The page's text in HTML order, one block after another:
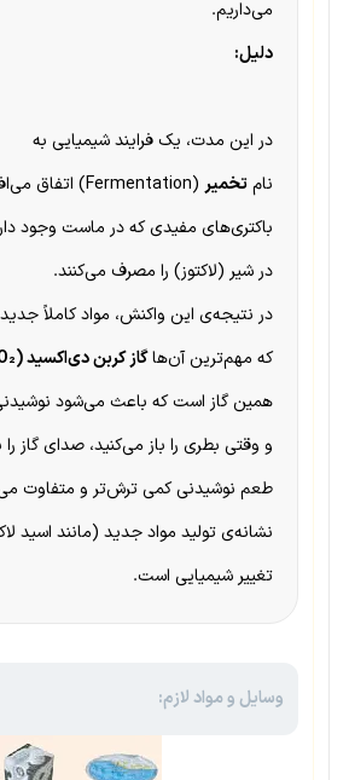
می‌داریم.
دلیل:
در این مدت، یک فرایند شیمیایی به
نام تخمیر (Fermentation) اتفاق می‌افتد.
باکتری‌های مفیدی که در ماست وجود
در شیر (لاکتوز) را مصرف می‌کنند.
در نتیجه‌ی این واکنش، مواد کاملاً
که مهم‌ترین آن‌هاگاز کربن دی‌اکسید (CO₂)
همین گاز است که باعث می‌شود
و وقتی بطری را باز می‌کنید، صدای گاز
طعم نوشیدنی کمی ترش‌تر و متفاوت
نشانه‌ی تولید مواد جدید (مانند اسید
تغییر شیمیایی است.
وسایل و مواد لازم: